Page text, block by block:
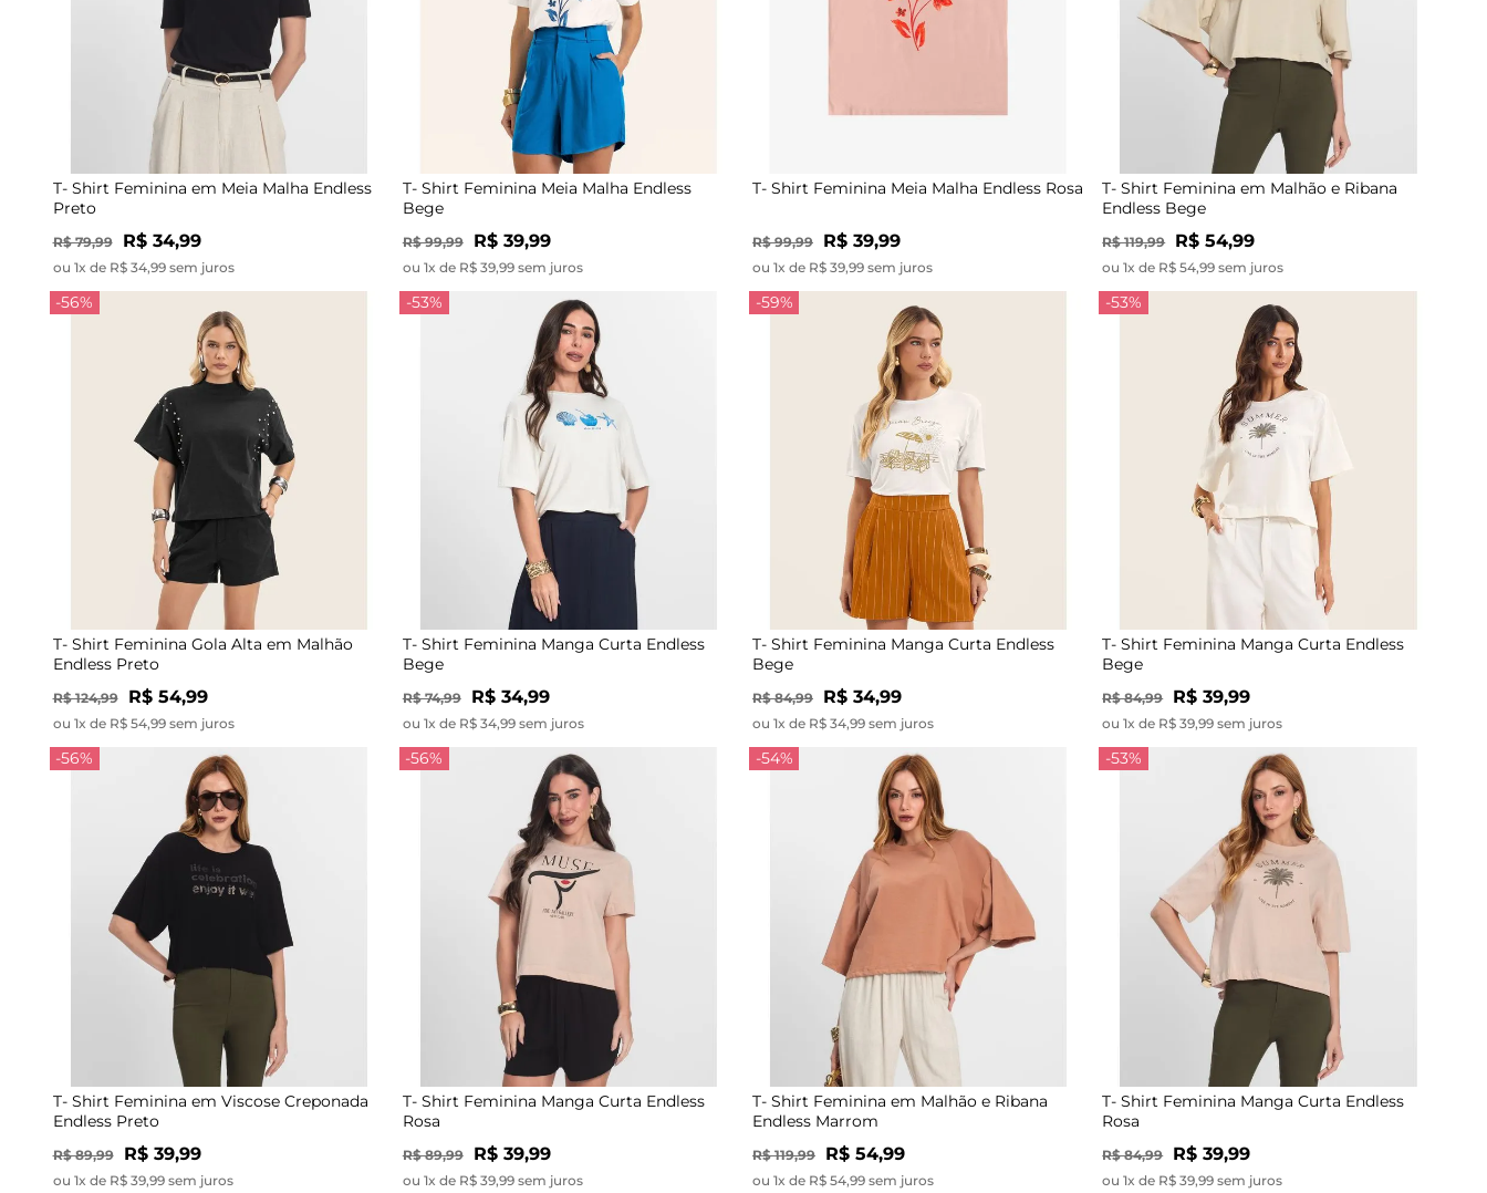
T- Shirt Feminina em Meia Malha Endless
Preto
R$ 79,99 R$ 34,99
ou 1x de R$ 34,99 sem juros
T- Shirt Feminina Meia Malha Endless
Bege
R$ 99,99 R$ 39,99
ou 1x de R$ 39,99 sem juros
T- Shirt Feminina Meia Malha Endless Rosa
R$ 99,99 R$ 39,99
ou 1x de R$ 39,99 sem juros
T- Shirt Feminina em Malhão e Ribana
Endless Bege
R$ 119,99 R$ 54,99
ou 1x de R$ 54,99 sem juros
-56%
T- Shirt Feminina Gola Alta em Malhão
Endless Preto
R$ 124,99 R$ 54,99
ou 1x de R$ 54,99 sem juros
-53%
T- Shirt Feminina Manga Curta Endless
Bege
R$ 74,99 R$ 34,99
ou 1x de R$ 34,99 sem juros
-59%
T- Shirt Feminina Manga Curta Endless
Bege
R$ 84,99 R$ 34,99
ou 1x de R$ 34,99 sem juros
-53%
T- Shirt Feminina Manga Curta Endless
Bege
R$ 84,99 R$ 39,99
ou 1x de R$ 39,99 sem juros
-56%
T- Shirt Feminina em Viscose Creponada
Endless Preto
R$ 89,99 R$ 39,99
ou 1x de R$ 39,99 sem juros
-56%
T- Shirt Feminina Manga Curta Endless
Rosa
R$ 89,99 R$ 39,99
ou 1x de R$ 39,99 sem juros
-54%
T- Shirt Feminina em Malhão e Ribana
Endless Marrom
R$ 119,99 R$ 54,99
ou 1x de R$ 54,99 sem juros
-53%
T- Shirt Feminina Manga Curta Endless
Rosa
R$ 84,99 R$ 39,99
ou 1x de R$ 39,99 sem juros